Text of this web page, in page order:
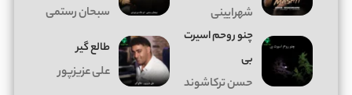
شهرایینی
سبحان رستمی
چنو روحم اسیرت
بی
حسن ترکاشوند
طالع گیر
علی عزیزپور